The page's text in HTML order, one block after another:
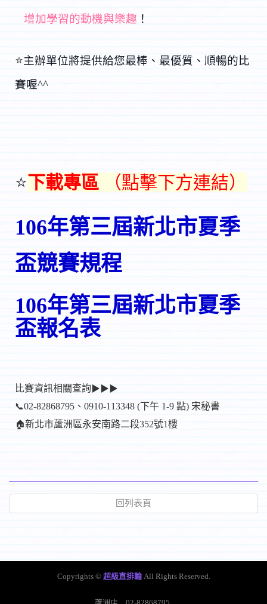
增加學習的動機與樂趣 ！
⭐主辦單位將提供給您最棒、最優質、順暢的比
賽喔^^
⭐下載專區 （點擊下方連結）
106年第三屆新北市夏季
盃競賽規程
106年第三屆新北市夏季
盃報名表
比賽資訊相關查詢▶▶▶
📞02-82868795、0910-113348 (下午 1-9 點) 宋秘書
🏠新北市蘆洲區永安南路二段352號1樓
回列表頁
Copyrights © 超級直排輪All Rights Reserved.